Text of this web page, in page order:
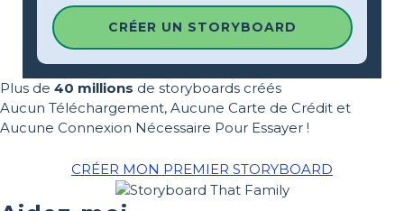
CRÉER UN STORYBOARD
Plus de 40 millions de storyboards créés
Aucun Téléchargement, Aucune Carte de Crédit et
Aucune Connexion Nécessaire Pour Essayer !
CRÉER MON PREMIER STORYBOARD